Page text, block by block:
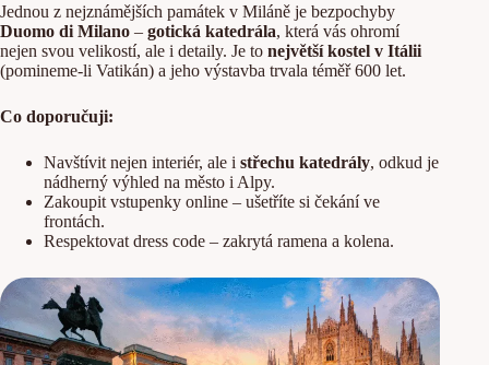
Jednou z nejznámějších památek v Miláně je bezpochyby
Duomo di Milano – gotická katedrála, která vás ohromí
nejen svou velikostí, ale i detaily. Je to největší kostel v Itálii
(pomineme-li Vatikán) a jeho výstavba trvala téměř 600 let.
Co doporučuji:
Navštívit nejen interiér, ale i střechu katedrály, odkud je
nádherný výhled na město i Alpy.
Zakoupit vstupenky online – ušetříte si čekání ve
frontách.
Respektovat dress code – zakrytá ramena a kolena.